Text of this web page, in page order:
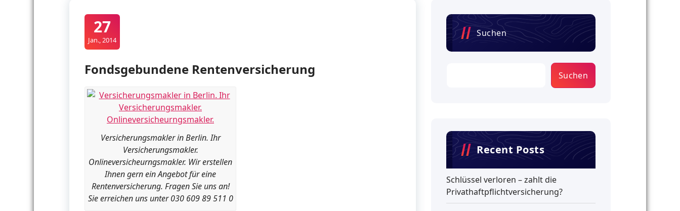
27
Jan., 2014
Fondsgebundene Rentenversicherung
Versicherungsmakler in Berlin. Ihr
Versicherungsmakler.
Onlineversicheurngsmakler. Wir erstellen
Ihnen gern ein Angebot für eine
Rentenversicherung. Fragen Sie uns an!
Sie erreichen uns unter 030 609 89 511 0
Suchen
Suchen
Recent Posts
Schlüssel verloren – zahlt die
Privathaftpflichtversicherung?